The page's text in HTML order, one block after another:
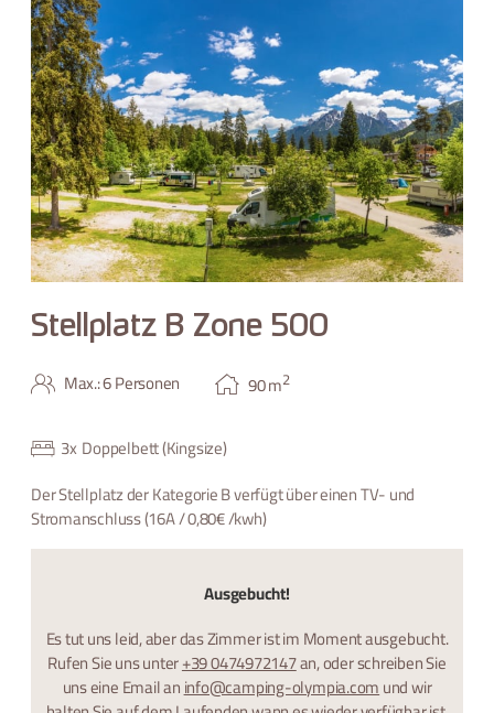
Stellplatz B Zone 500
Max.: 6 Personen 90m2
3xDoppelbett (Kingsize)
Der Stellplatz der Kategorie B verfügt über einen TV- und
Stromanschluss (16A / 0,80€ /kwh)
Ausgebucht!
Es tut uns leid, aber das Zimmer ist im Moment ausgebucht.
Rufen Sie uns unter+39 0474972147an, oder schreiben Sie
uns eine Email aninfo@camping-olympia.comund wir